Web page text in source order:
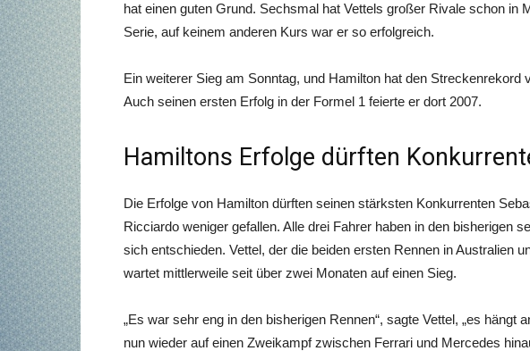
hat einen guten Grund. Sechsmal hat Vettels großer Rivale schon in
Serie, auf keinem anderen Kurs war er so erfolgreich.
Ein weiterer Sieg am Sonntag, und Hamilton hat den Streckenrekord
Auch seinen ersten Erfolg in der Formel 1 feierte er dort 2007.
Hamiltons Erfolge dürften
Die Erfolge von Hamilton dürften seinen stärksten Konkurrenten
Ricciardo weniger gefallen. Alle drei Fahrer haben in den bisherigen
sich entschieden. Vettel, der die beiden ersten Rennen in Australien
wartet mittlerweile seit über zwei Monaten auf einen Sieg.
„Es war sehr eng in den bisherigen Rennen“, sagte Vettel, „es hängt
nun wieder auf einen Zweikampf zwischen Ferrari und Mercedes